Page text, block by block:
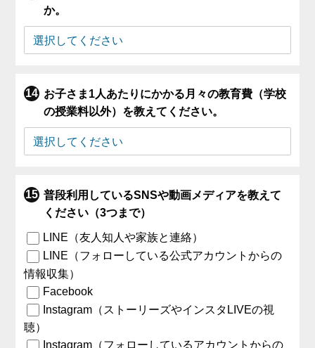
か。
お子さま1人あたりにかかる月々の教育費（学校
の授業料以外）を教えてください。
普段利用しているSNSや動画メディアを教えて
ください（3つまで）
LINE（友人知人や家族と連絡）
LINE（フォローしている公式アカウントからの
情報収集）
Facebook
Instagram（ストーリーズやインスタLIVEの視
聴）
Instagram（フォローしているアカウントからの